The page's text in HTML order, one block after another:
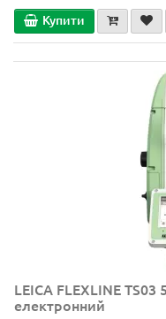
Купити
LEICA FLEXLINE
електронний